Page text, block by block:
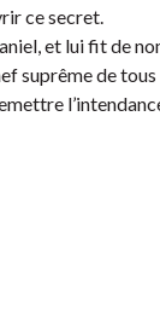
ce secret.
et lui fit de
suprême de tous